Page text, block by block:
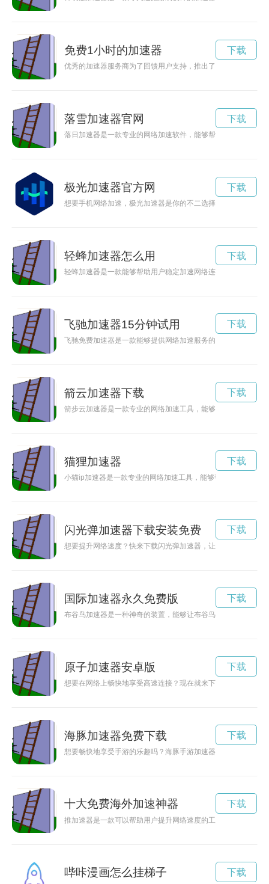
免费1小时的加速器
优秀的加速器服务商为了回馈用户支持，推出了免费用一小时
下载
落雪加速器官网
落日加速器是一款专业的网络加速软件，能够帮助用户提升网
下载
极光加速器官方网
想要手机网络加速，极光加速器是你的不二选择。现在官网推
下载
轻蜂加速器怎么用
轻蜂加速器是一款能够帮助用户稳定加速网络连接速度的工具
下载
飞驰加速器15分钟试用
飞驰免费加速器是一款能够提供网络加速服务的工具，可以帮
下载
箭云加速器下载
箭步云加速器是一款专业的网络加速工具，能够有效提升网络
下载
猫狸加速器
小猫ip加速器是一款专业的网络加速工具，能够帮助用户解锁
下载
闪光弹加速器下载安装免费
想要提升网络速度？快来下载闪光弹加速器，让你畅享高速网络
下载
国际加速器永久免费版
布谷鸟加速器是一种神奇的装置，能够让布谷鸟在飞行中获得
下载
原子加速器安卓版
想要在网络上畅快地享受高速连接？现在就来下载原子加速器
下载
海豚加速器免费下载
想要畅快地享受手游的乐趣吗？海豚手游加速器是您的不二选
下载
十大免费海外加速神器
推加速器是一款可以帮助用户提升网络速度的工具，通过优化
下载
哔咔漫画怎么挂梯子 下载